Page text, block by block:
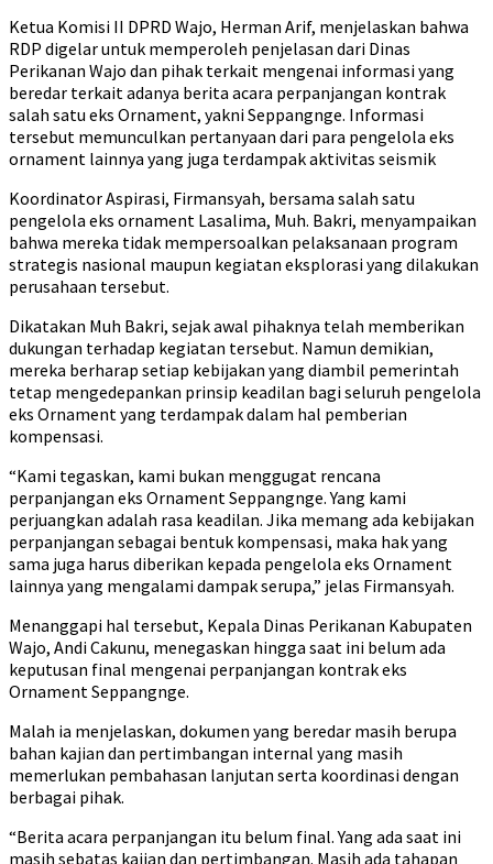
Ketua Komisi II DPRD Wajo, Herman Arif, menjelaskan bahwa
RDP digelar untuk memperoleh penjelasan dari Dinas
Perikanan Wajo dan pihak terkait mengenai informasi yang
beredar terkait adanya berita acara perpanjangan kontrak
salah satu eks Ornament, yakni Seppangnge. Informasi
tersebut memunculkan pertanyaan dari para pengelola eks
ornament lainnya yang juga terdampak aktivitas seismik
Koordinator Aspirasi, Firmansyah, bersama salah satu
pengelola eks ornament Lasalima, Muh. Bakri, menyampaikan
bahwa mereka tidak mempersoalkan pelaksanaan program
strategis nasional maupun kegiatan eksplorasi yang dilakukan
perusahaan tersebut.
Dikatakan Muh Bakri, sejak awal pihaknya telah memberikan
dukungan terhadap kegiatan tersebut. Namun demikian,
mereka berharap setiap kebijakan yang diambil pemerintah
tetap mengedepankan prinsip keadilan bagi seluruh pengelola
eks Ornament yang terdampak dalam hal pemberian
kompensasi.
“Kami tegaskan, kami bukan menggugat rencana
perpanjangan eks Ornament Seppangnge. Yang kami
perjuangkan adalah rasa keadilan. Jika memang ada kebijakan
perpanjangan sebagai bentuk kompensasi, maka hak yang
sama juga harus diberikan kepada pengelola eks Ornament
lainnya yang mengalami dampak serupa,” jelas Firmansyah.
Menanggapi hal tersebut, Kepala Dinas Perikanan Kabupaten
Wajo, Andi Cakunu, menegaskan hingga saat ini belum ada
keputusan final mengenai perpanjangan kontrak eks
Ornament Seppangnge.
Malah ia menjelaskan, dokumen yang beredar masih berupa
bahan kajian dan pertimbangan internal yang masih
memerlukan pembahasan lanjutan serta koordinasi dengan
berbagai pihak.
“Berita acara perpanjangan itu belum final. Yang ada saat ini
masih sebatas kajian dan pertimbangan. Masih ada tahapan